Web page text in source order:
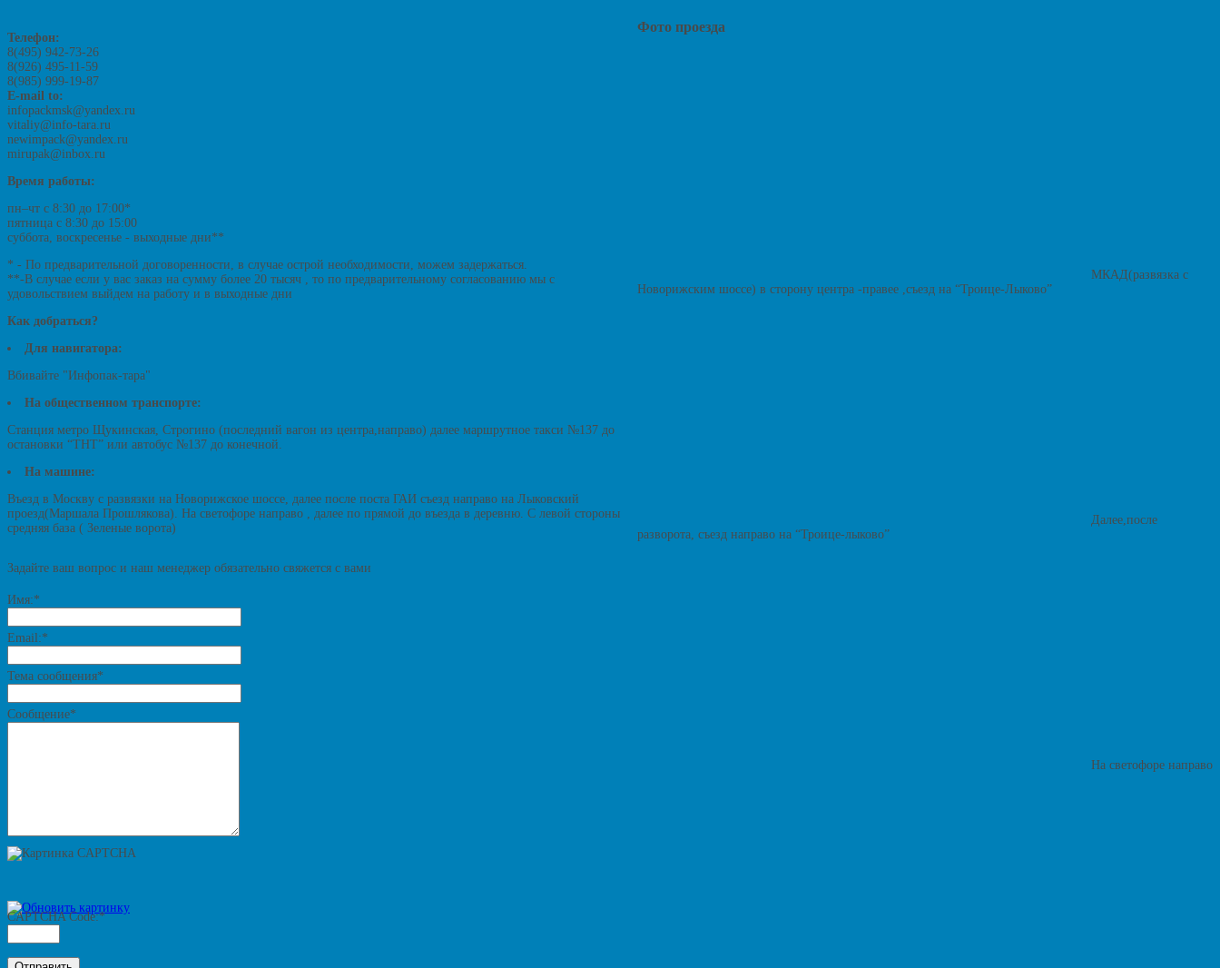
Телефон:
8(495) 942-73-26
8(926) 495-11-59
8(985) 999-19-87
E-mail to:
infopackmsk@yandex.ru
vitaliy@info-tara.ru
newimpack@yandex.ru
mirupak@inbox.ru
Время работы:
пн–чт с 8:30 до 17:00*
пятница с 8:30 до 15:00
суббота, воскресенье - выходные дни**
* - По предварительной договоренности, в случае острой необходимости, можем задержаться.
**-В случае если у вас заказ на сумму более 20 тысяч , то по предварительному согласованию мы с
удовольствием выйдем на работу и в выходные дни
Как добраться?
Для навигатора:
Вбивайте "Инфопак-тара"
На общественном транспорте:
Станция метро Щукинская, Строгино (последний вагон из центра,направо) далее маршрутное такси №137 до
остановки “ТНТ” или автобус №137 до конечной.
На машине:
Въезд в Москву с развязки на Новорижское шоссе, далее после поста ГАИ съезд направо на Лыковский
проезд(Маршала Прошлякова). На светофоре направо , далее по прямой до въезда в деревню. С левой стороны
средняя база ( Зеленые ворота)
Задайте ваш вопрос и наш менеджер обязательно свяжется с вами
Имя:*
Email:*
Тема сообщения*
Сообщение*
CAPTCHA Code:*
Фото проезда
МКАД(развязка с
Новорижским шоссе) в сторону центра -правее ,съезд на “Троице-Лыково”
Далее,после
разворота, съезд направо на “Троице-лыково”
На светофоре направо